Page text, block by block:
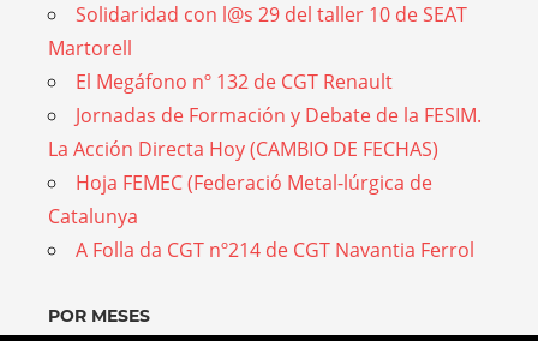
Solidaridad con l@s 29 del taller 10 de SEAT
Martorell
El Megáfono nº 132 de CGT Renault
Jornadas de Formación y Debate de la FESIM.
La Acción Directa Hoy (CAMBIO DE FECHAS)
Hoja FEMEC (Federació Metal-lúrgica de
Catalunya
A Folla da CGT nº214 de CGT Navantia Ferrol
POR MESES